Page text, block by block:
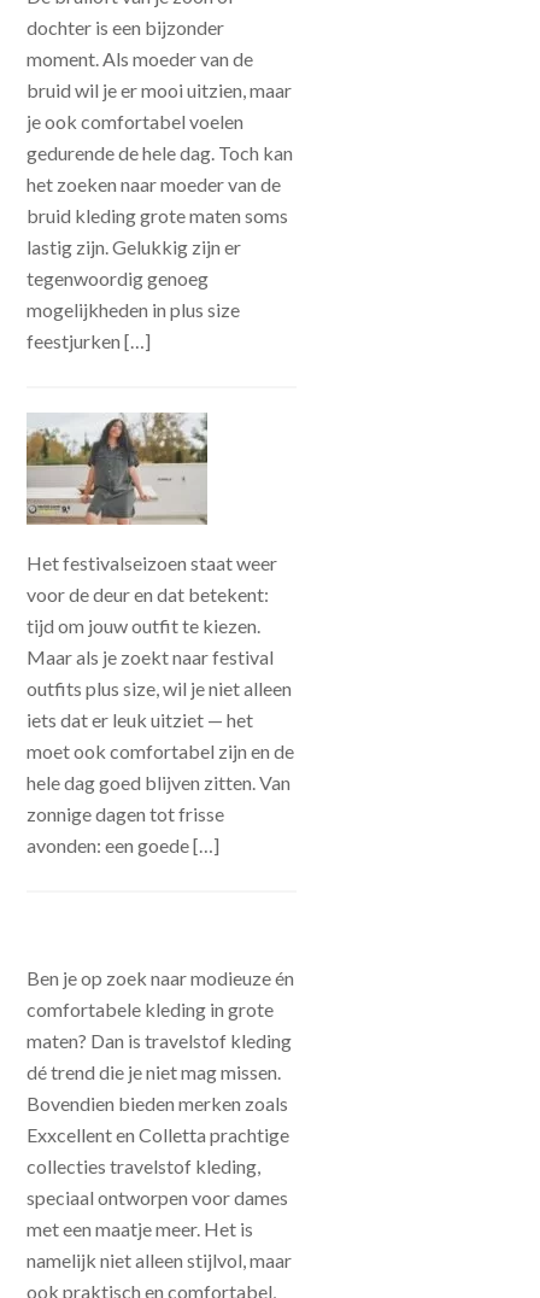
dochter is een bijzonder
moment. Als moeder van de
bruid wil je er mooi uitzien, maar
je ook comfortabel voelen
gedurende de hele dag. Toch kan
het zoeken naar moeder van de
bruid kleding grote maten soms
lastig zijn. Gelukkig zijn er
tegenwoordig genoeg
mogelijkheden in plus size
feestjurken […]
Het festivalseizoen staat weer
voor de deur en dat betekent:
tijd om jouw outfit te kiezen.
Maar als je zoekt naar festival
outfits plus size, wil je niet alleen
iets dat er leuk uitziet — het
moet ook comfortabel zijn en de
hele dag goed blijven zitten. Van
zonnige dagen tot frisse
avonden: een goede […]
Ben je op zoek naar modieuze én
comfortabele kleding in grote
maten? Dan is travelstof kleding
dé trend die je niet mag missen.
Bovendien bieden merken zoals
Exxcellent en Colletta prachtige
collecties travelstof kleding,
speciaal ontworpen voor dames
met een maatje meer. Het is
namelijk niet alleen stijlvol, maar
ook praktisch en comfortabel,